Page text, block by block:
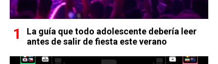
La guía que todo adolescente debería leer
antes de salir de fiesta este verano